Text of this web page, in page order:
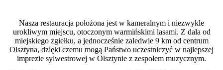
Nasza restauracja położona jest w kameralnym i niezwykle
urokliwym miejscu, otoczonym warmińskimi lasami. Z dala od
miejskiego zgiełku, a jednocześnie zaledwie 9 km od centrum
Olsztyna, dzięki czemu mogą Państwo uczestniczyć w najlepszej
imprezie sylwestrowej w Olsztynie z zespołem muzycznym.